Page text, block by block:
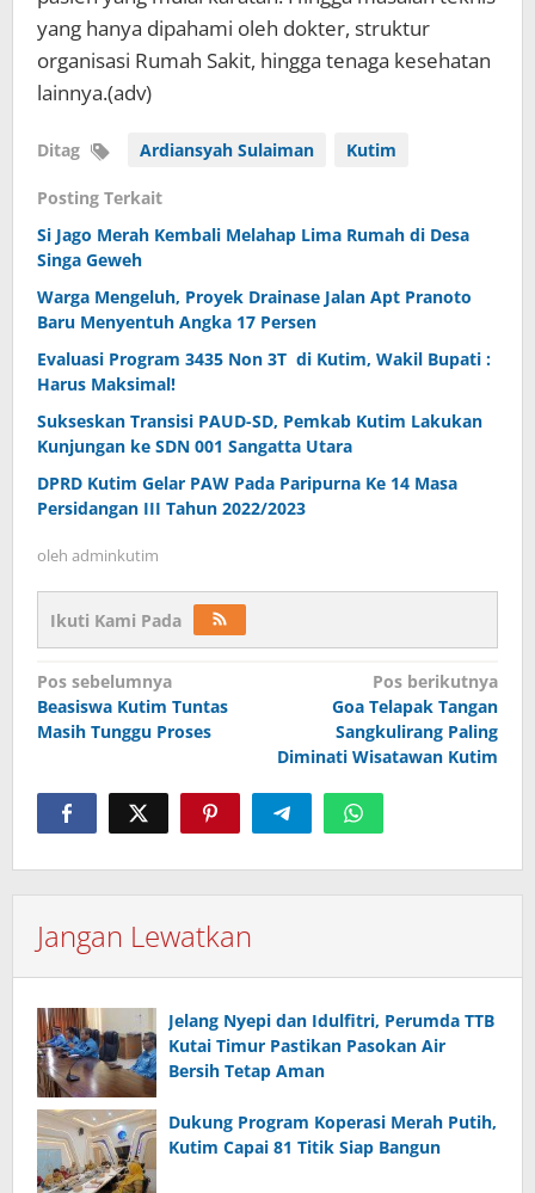
yang hanya dipahami oleh dokter, struktur
organisasi Rumah Sakit, hingga tenaga kesehatan
lainnya.(adv)
Ditag Ardiansyah Sulaiman Kutim
Posting Terkait
Si Jago Merah Kembali Melahap Lima Rumah di Desa
Singa Geweh
Warga Mengeluh, Proyek Drainase Jalan Apt Pranoto
Baru Menyentuh Angka 17 Persen
Evaluasi Program 3435 Non 3T di Kutim, Wakil Bupati :
Harus Maksimal!
Sukseskan Transisi PAUD-SD, Pemkab Kutim Lakukan
Kunjungan ke SDN 001 Sangatta Utara
DPRD Kutim Gelar PAW Pada Paripurna Ke 14 Masa
Persidangan III Tahun 2022/2023
oleh adminkutim
Ikuti Kami Pada
Navigasi
pos
Pos sebelumnya
Beasiswa Kutim Tuntas
Masih Tunggu Proses
Pos berikutnya
Goa Telapak Tangan
Sangkulirang Paling
Diminati Wisatawan Kutim
Jangan Lewatkan
Jelang Nyepi dan Idulfitri, Perumda TTB
Kutai Timur Pastikan Pasokan Air
Bersih Tetap Aman
Dukung Program Koperasi Merah Putih,
Kutim Capai 81 Titik Siap Bangun